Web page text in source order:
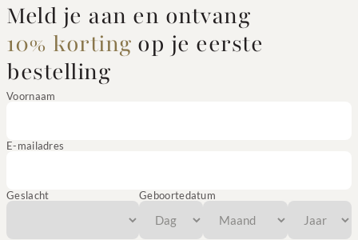
Meld je aan en ontvang
10% korting op je eerste
bestelling
Voornaam
E-mailadres
Geslacht Geboortedatum